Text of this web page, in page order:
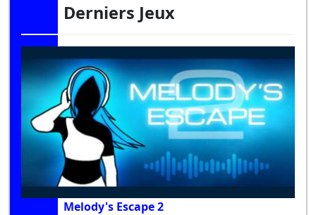
Derniers Jeux
Melody's Escape 2